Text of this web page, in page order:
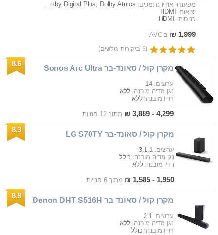
מפענחי אודיו נתמכים:
Dolby Digital, Dolby TrueHD, DTS, Dolby Digital Plus, Dolby Atmos
יציאות:
HDMI
כניסות:
HDMI
1,999 ₪
ב-AVC
(3 ביקורות גולשים)
מקרן קול / סאונד-בר Sonos Arc Ultra
ערוצים: 14
נגן מדיה מובנה: ללא
רדיו מובנה: ללא
4,299 - 3,889 ₪ מתוך 12 חנויות
8.6
מקרן קול / סאונד-בר LG S70TY
ערוצים: 3.1.1
נגן מדיה מובנה: כולל
רדיו מובנה: ללא
1,950 - 1,585 ₪ מתוך 6 חנויות
8.3
מקרן קול / סאונד-בר Denon DHT-S516H
ערוצים: 2.1
נגן מדיה מובנה: ללא
רדיו מובנה: כולל
8.8